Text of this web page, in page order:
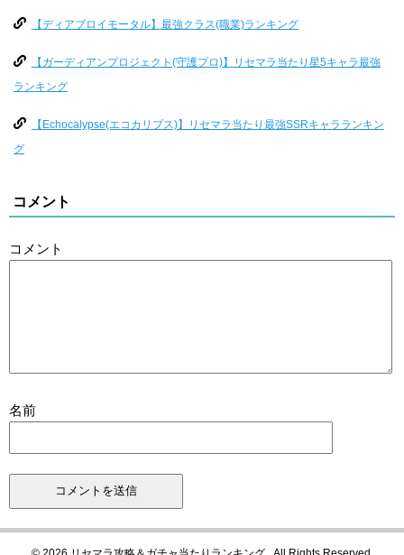
【ディアブロイモータル】最強クラス(職業)ランキング
【ガーディアンプロジェクト(守護プロ)】リセマラ当たり星5キャラ最強
ランキング
【Echocalypse(エコカリプス)】リセマラ当たり最強SSRキャラランキン
グ
コメント
コメント
名前